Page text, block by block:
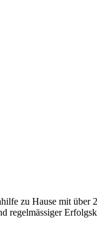
zu Hause mit über
regelmässiger